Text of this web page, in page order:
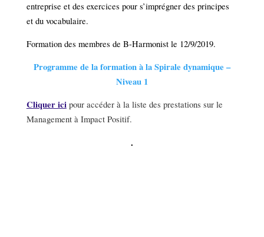
entreprise et des exercices pour s’imprégner des principes
et du vocabulaire.
Formation des membres de B-Harmonist le 12/9/2019.
Programme de la formation à la Spirale dynamique –
Niveau 1
Cliquer icipour accéder à la liste des prestations sur le
Management à Impact Positif.
.